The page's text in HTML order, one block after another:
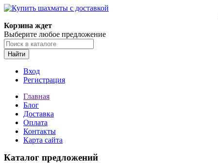
Корзина ждет
Выберите любое предложение
Найти
Вход
Регистрация
Главная
Блог
Доставка
Оплата
Контакты
Карта сайта
Каталог предложений